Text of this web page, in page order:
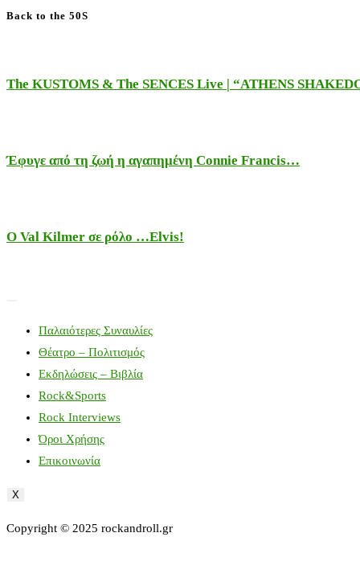
Back to the 50S
The KUSTOMS & The SENCES Live | “ATHENS
Έφυγε από τη ζωή η αγαπημένη Connie Francis…
Ο Val Kilmer σε ρόλο …Elvis!
Παλαιότερες Συναυλίες
Θέατρο – Πολιτισμός
Εκδηλώσεις – Βιβλία
Rock&Sports
Rock Interviews
Όροι Χρήσης
Επικοινωνία
X
Copyright © 2025 rockandroll.gr